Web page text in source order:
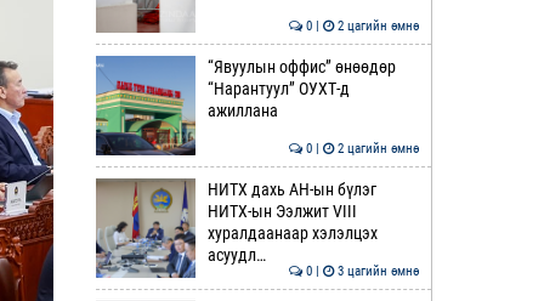
0 | 2 цагийн өмнө
“Явуулын оффис” өнөөдөр
“Нарантуул” ОУХТ-д
ажиллана
0 | 2 цагийн өмнө
НИТХ дахь АН-ын бүлэг
НИТХ-ын Ээлжит VIII
хуралдаанаар хэлэлцэх
асуудл…
0 | 3 цагийн өмнө